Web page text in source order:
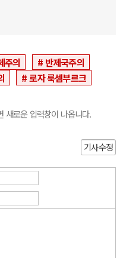
주의
반제국주의
로자 룩셈부르크
새로운 입력창이 나옵니다.
기사수정